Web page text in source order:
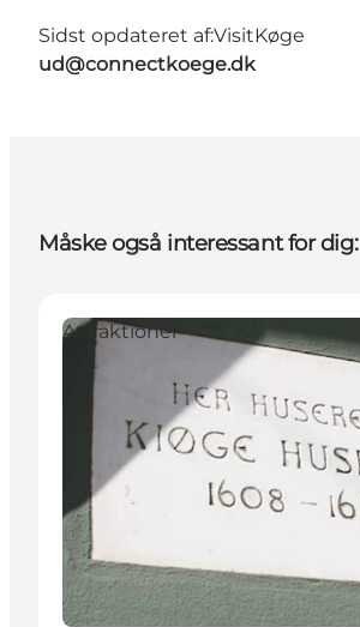
Sidst opdateret af:VisitKøge
ud@connectkoege.dk
Måske også interessant for dig:
Attraktioner